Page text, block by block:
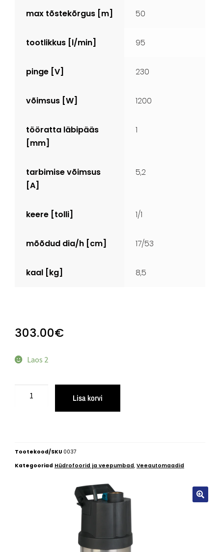
max tõstekõrgus [m] 50
tootlikkus [l/min] 95
pinge [V] 230
võimsus [W] 1200
tööratta läbipääs
[mm]
1
tarbimise võimsus
[A]
5,2
keere [tolli] 1/1
mõõdud dia/h [cm] 17/53
kaal [kg] 8,5
303.00€
Laos 2
Lisa korvi
Tootekood/SKU 0037
Kategooriad Hüdrofoorid ja veepumbad, Veeautomaadid